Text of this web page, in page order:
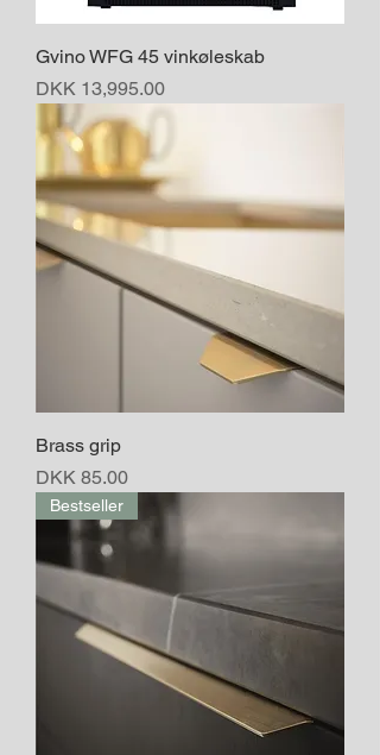
Gvino WFG 45 vinkøleskab
Price
DKK 13,995.00
Brass grip
Price
DKK 85.00
Bestseller